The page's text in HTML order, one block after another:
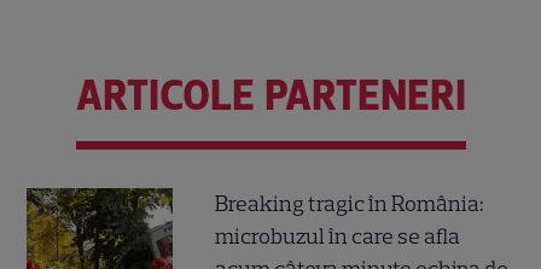
ARTICOLE PARTENERI
Breaking tragic în România:
microbuzul în care se afla